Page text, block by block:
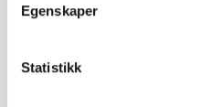
Egenskaper
Statistikk